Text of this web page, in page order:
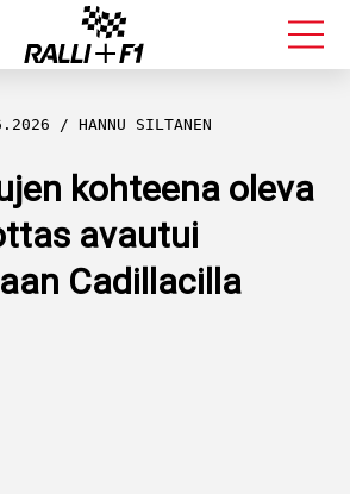
HANNU SILTANEN
kohteena oleva
avautui
Cadillacilla